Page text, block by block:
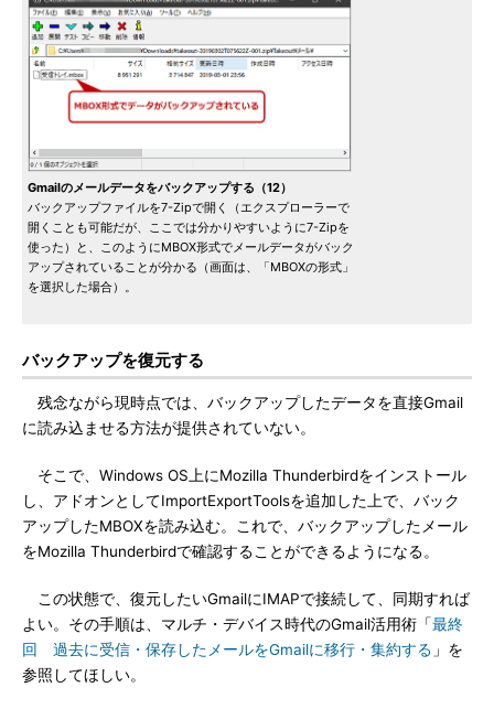
Gmailのメールデータをバックアップする（12）
バックアップファイルを7-Zipで開く（エクスプローラーで
開くことも可能だが、ここでは分かりやすいように7-Zipを
使った）と、このようにMBOX形式でメールデータがバック
アップされていることが分かる（画面は、「MBOXの形式」
を選択した場合）。
バックアップを復元する
残念ながら現時点では、バックアップしたデータを直接Gmail
に読み込ませる方法が提供されていない。
そこで、Windows OS上にMozilla Thunderbirdをインストール
し、アドオンとしてImportExportToolsを追加した上で、バック
アップしたMBOXを読み込む。これで、バックアップしたメール
をMozilla Thunderbirdで確認することができるようになる。
この状態で、復元したいGmailにIMAPで接続して、同期すれば
よい。その手順は、マルチ・デバイス時代のGmail活用術「最終
回 過去に受信・保存したメールをGmailに移行・集約する 」を
参照してほしい。